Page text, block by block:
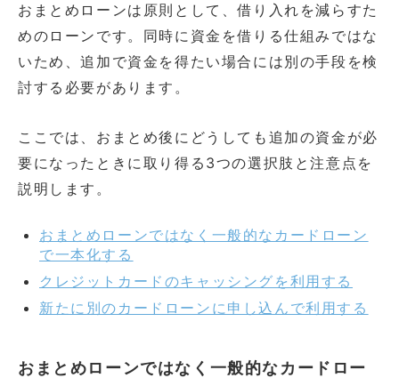
おまとめローンは原則として、借り入れを減らすた
めのローンです。同時に資金を借りる仕組みではな
いため、追加で資金を得たい場合には別の手段を検
討する必要があります。
ここでは、おまとめ後にどうしても追加の資金が必
要になったときに取り得る3つの選択肢と注意点を
説明します。
おまとめローンではなく一般的なカードローン
で一本化する
クレジットカードのキャッシングを利用する
新たに別のカードローンに申し込んで利用する
おまとめローンではなく一般的なカードロー